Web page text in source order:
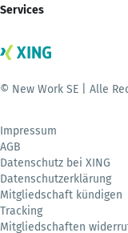
Services
© New Work SE | Alle
Impressum
AGB
Datenschutz bei XING
Datenschutzerklärung
Mitgliedschaft kündigen
Tracking
Mitgliedschaften